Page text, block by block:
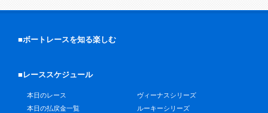
■ボートレースを知る楽しむ
■レーススケジュール
本日のレース
本日の払戻金一覧
ヴィーナスシリーズ
ルーキーシリーズ